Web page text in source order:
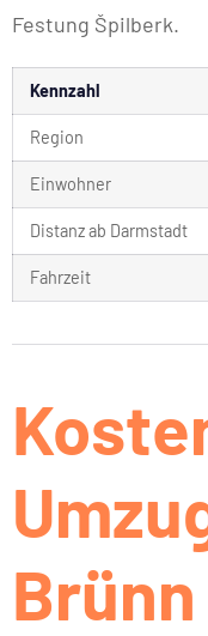
Festung Špilberk.
Kennzahl
Region
Einwohner
Distanz ab Darmstadt
Fahrzeit
Brünn